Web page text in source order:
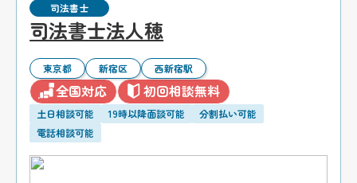
司法書士
司法書士法人穂
東京都 新宿区 西新宿駅
全国対応 初回相談無料
土日相談可能 19時以降面談可能
分割払い可能
電話相談可能